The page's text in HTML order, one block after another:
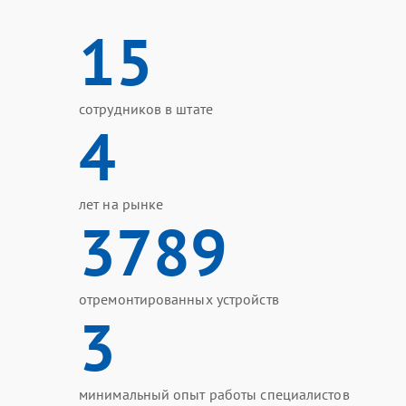
15
сотрудников в штате
4
лет на рынке
3789
отремонтированных устройств
3
минимальный опыт работы специалистов